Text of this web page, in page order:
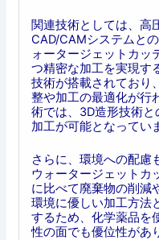
関連技術としては、高
CAD/CAMシステムと
ォータージェットカッ
つ精密な加工を実現す
技術が搭載されており
整や加工の最適化が行
術では、3D造形技術
加工が可能となってい
さらに、環境への配慮
ウォータージェットカ
に比べて廃棄物の削減
環境に優しい加工方法
するため、化学薬品を
性の面でも優位性があ